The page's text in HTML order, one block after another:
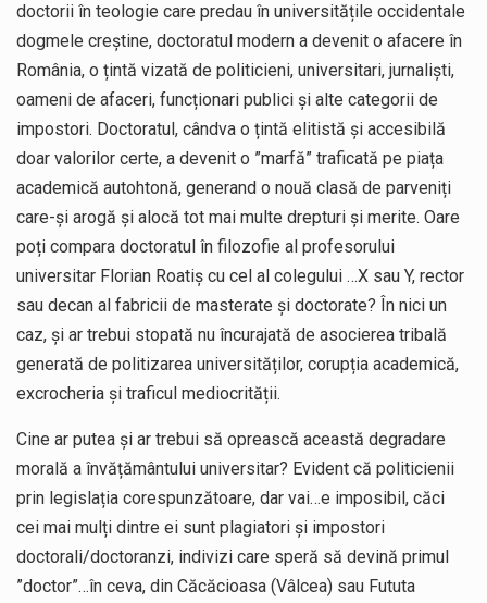
doctorii în teologie care predau în universitățile occidentale
dogmele creștine, doctoratul modern a devenit o afacere în
România, o țintă vizată de politicieni, universitari, jurnaliști,
oameni de afaceri, funcționari publici și alte categorii de
impostori. Doctoratul, cândva o țintă elitistă și accesibilă
doar valorilor certe, a devenit o ”marfă” traficată pe piața
academică autohtonă, generand o nouă clasă de parveniți
care-și arogă și alocă tot mai multe drepturi și merite. Oare
poți compara doctoratul în filozofie al profesorului
universitar Florian Roatiș cu cel al colegului …X sau Y, rector
sau decan al fabricii de masterate și doctorate? În nici un
caz, și ar trebui stopată nu încurajată de asocierea tribală
generată de politizarea universităților, corupția academică,
excrocheria și traficul mediocrității.
Cine ar putea și ar trebui să oprească această degradare
morală a învățământului universitar? Evident că politicienii
prin legislația corespunzătoare, dar vai…e imposibil, căci
cei mai mulți dintre ei sunt plagiatori și impostori
doctorali/doctoranzi, indivizi care speră să devină primul
”doctor”…în ceva, din Căcăcioasa (Vâlcea) sau Fututa